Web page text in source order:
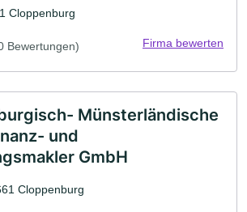
Cloppenburg
Bewertungen) Firma bewerten
Münsterländische
und
GmbH
Cloppenburg